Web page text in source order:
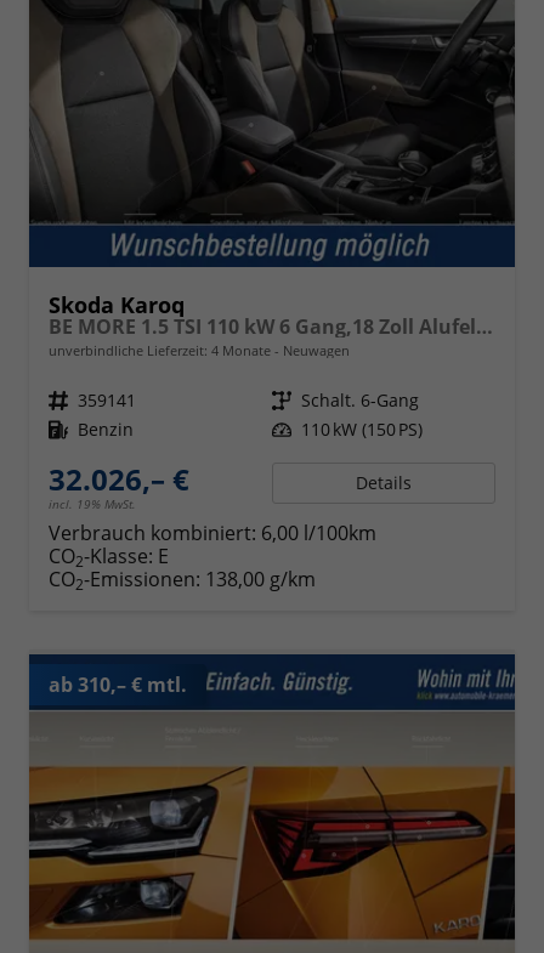
Skoda Karoq
BE MORE 1.5 TSI 110 kW 6 Gang,18 Zoll Alufelgen, Reserverad, Rückkamera, Kessy Full, PDC 4+H, Klimaautomatik, Licht & Sicht Paket, Metallfarbe, Heckspoiler, Sun Set, Ambiente Light, LED, 4 Jahre Garantie
unverbindliche Lieferzeit: 4 Monate Neuwagen
Fahrzeugnr. 359141 Getriebe Schalt. 6-Gang
Kraftstoff Benzin Leistung 110 kW (150 PS)
32.026,– €
incl. 19% MwSt.
Details
Verbrauch kombiniert: 6,00 l/100km
CO2-Klasse: E
CO2-Emissionen: 138,00 g/km
ab 310,– € mtl.